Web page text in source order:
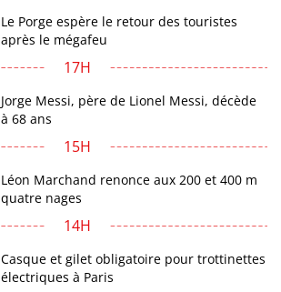
Le Porge espère le retour des touristes
après le mégafeu
17H
Jorge Messi, père de Lionel Messi, décède
à 68 ans
15H
Léon Marchand renonce aux 200 et 400 m
quatre nages
14H
Casque et gilet obligatoire pour trottinettes
électriques à Paris